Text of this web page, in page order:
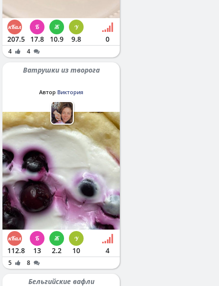
207.5 17.8 10.9 9.8 0
4 4
Ватрушки из творога
Автор Виктория
112.8 13 2.2 10 4
5 8
Бельгийские вафли